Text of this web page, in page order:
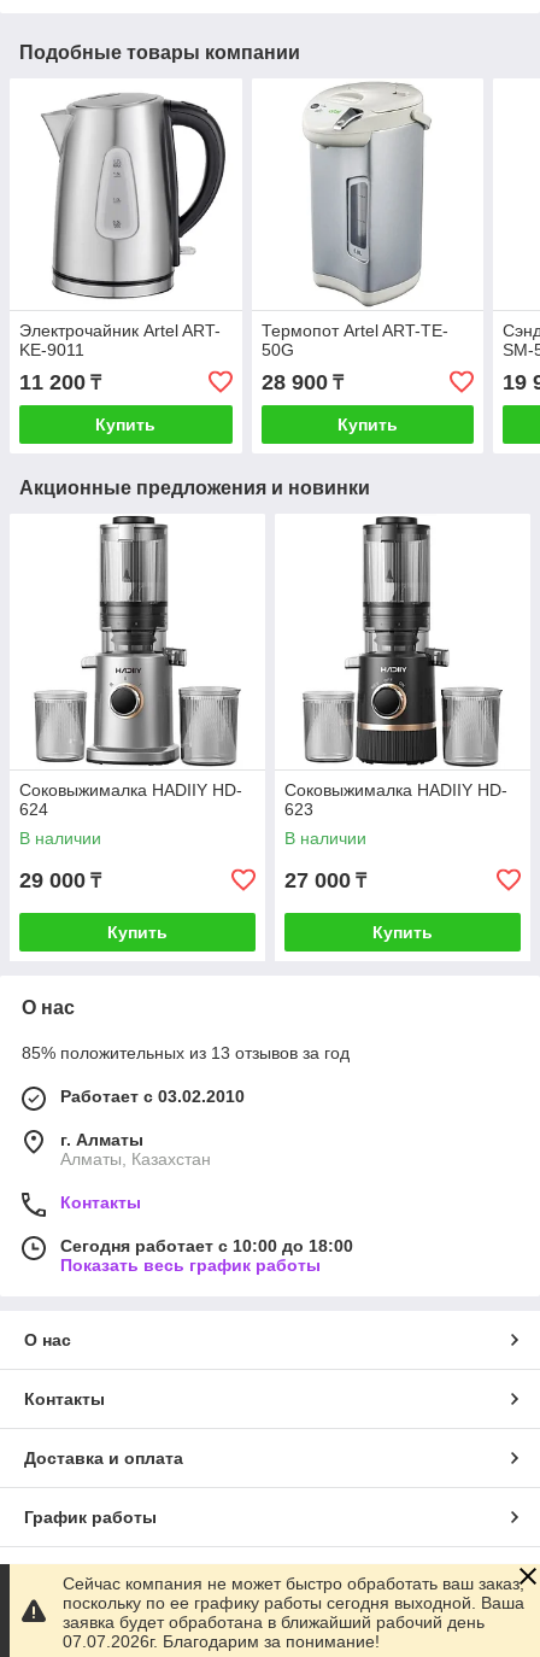
Подобные товары компании
Электрочайник Artel ART-
KE-9011
11 200 ₸
Купить
Термопот Artel ART-TE-
50G
28 900₸
Купить
SM-
19
Акционные предложения и новинки
Соковыжималка HADIIY HD-
624
В наличии
29 000 ₸
Купить
Соковыжималка HADIIY HD-
623
В наличии
27 000 ₸
Купить
О нас
85% положительных из 13 отзывов за год
Работает с 03.02.2010
г. Алматы
Алматы, Казахстан
Контакты
Сегодня работает с 10:00 до 18:00
Показать весь график работы
О нас
Контакты
Доставка и оплата
График работы
Полная версия сайта
Сайт создан на маркетплейсе Satu.kz
Сейчас компания не может быстро обработать ваш заказ,
поскольку по ее графику работы сегодня выходной. Ваша
заявка будет обработана в ближайший рабочий день
07.07.2026г. Благодарим за понимание!